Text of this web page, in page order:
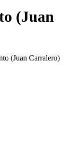
(Juan
(Juan Carralero)